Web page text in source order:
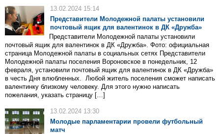
13.02.2024 15:14
Представители Молодежной палаты установили
почтовый ящик для валентинок в ДК «Дружба»
Представители Молодежной палаты установили
почтовый ящик для валентинок в ДК «Дружба». Фото: официальная
страница Молодежной палаты в социальных сетях Представители
Молодежной палаты поселения Вороновское в понедельник, 12
февраля, установили почтовый ящик для валентинок в ДК «Дружба»
в честь Дня влюбленных. Любой житель поселения сможет написать
валентинку близкому человеку. Для этого нужно написать
пожелания, указать страницу […]
13.02.2024 13:30
Молодые парламентарии провели футбольный
матч